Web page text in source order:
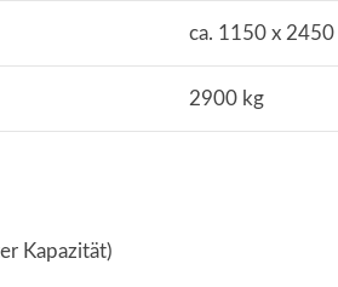
ca. 1150 x
2900 kg
Kapazität)